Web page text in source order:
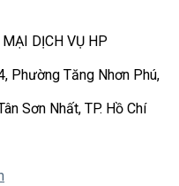
DỊCH VỤ HP
Phường Tăng Nhơn Phú,
Sơn Nhất, TP. Hồ Chí